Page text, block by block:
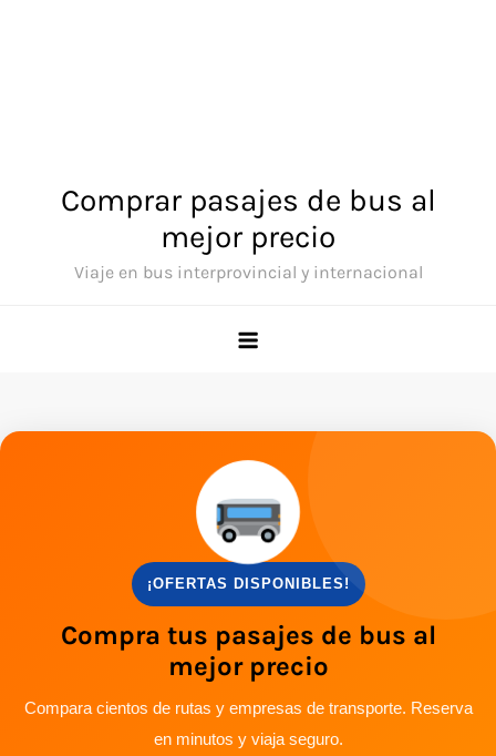
Comprar pasajes de bus al
mejor precio
Viaje en bus interprovincial y internacional
¡OFERTAS DISPONIBLES!
Compra tus pasajes de bus al
mejor precio
Compara cientos de rutas y empresas de transporte. Reserva
en minutos y viaja seguro.